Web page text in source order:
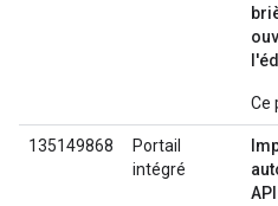
Ce
135149868
Portail
intégré